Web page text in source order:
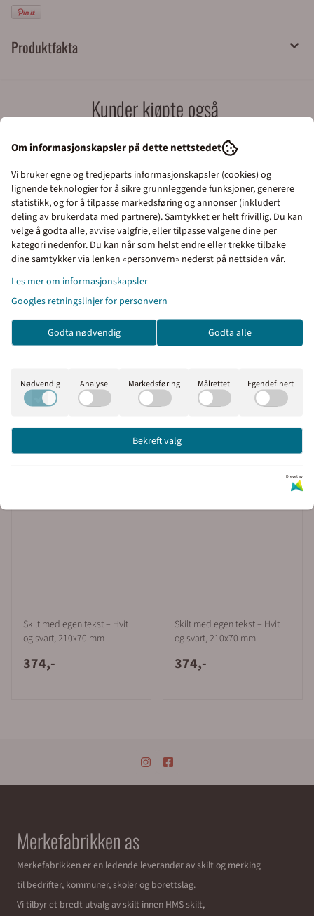
Produktfakta
Kunder kjøpte også
Skilt med egen tekst – Hvit
og svart, 210x70 mm
374,-
Skilt med egen tekst – Hvit
og svart, 210x70 mm
374,-
Merkefabrikken as
Merkefabrikken er en ledende leverandør av skilt og merking
til bedrifter, kommuner, skoler og borettslag.
Vi tilbyr et bredt utvalg av skilt innen HMS skilt,
Priser inkl. eller ekskl.
mva
I denne butikken kan du
velge om du vil se prisene
med eller uten moms.
Om informasjonskapsler på dette nettstedet
Vi bruker egne og tredjeparts informasjonskapsler (cookies) og
lignende teknologier for å sikre grunnleggende funksjoner, generere
statistikk, og for å tilpasse markedsføring og annonser (inkludert
deling av brukerdata med partnere). Samtykket er helt frivillig. Du kan
velge å godta alle, avvise valgfrie, eller tilpasse valgene dine per
kategori nedenfor. Du kan når som helst endre eller trekke tilbake
dine samtykker via lenken «personvern» nederst på nettsiden vår.
Les mer om informasjonskapsler
Googles retningslinjer for personvern
Godta nødvendig Godta alle
Nødvendig Analyse Markedsføring Målrettet Egendefinert
Bekreft valg
Drevet av